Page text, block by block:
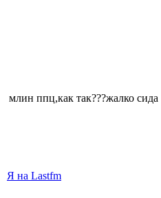
млин ппц,как так???жалко сида
Я на Lastfm